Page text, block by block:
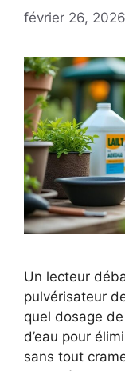
février 26, 2026
Un lecteur
pulvérisateur
quel dosage
d’eau pour
sans tout